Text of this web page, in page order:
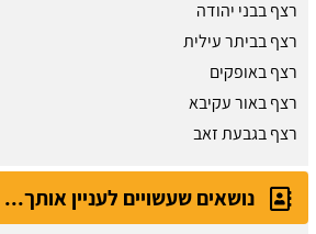
רצף בבני יהודה
רצף בביתר עילית
רצף באופקים
רצף באור עקיבא
רצף בגבעת זאב
נושאים שעשויים לעניין אותך...